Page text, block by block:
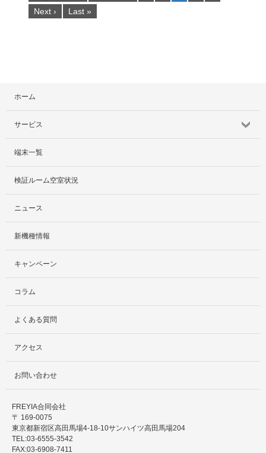
Next ›
Last »
ホーム
サービス
サービス紹介
社外貸出プラン
検証ルーム
料金プラン
レンタルルームプラン
お手軽検証パック
端末一覧
検証ルーム空室状況
ニュース
新機種情報
キャンペーン
コラム
よくある質問
アクセス
お問い合わせ
FREYIA合同会社
〒 169-0075
東京都新宿区高田馬場4-18-10サンハイツ高田馬場204
TEL:03-6555-3542
FAX:03-6908-7411